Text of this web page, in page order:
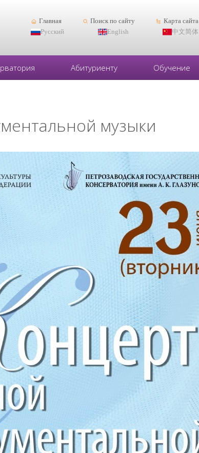
Главная Поиск по сайту
Карта сайта
Русский
English 中文简体
Абитуриенту Обучение
музыки